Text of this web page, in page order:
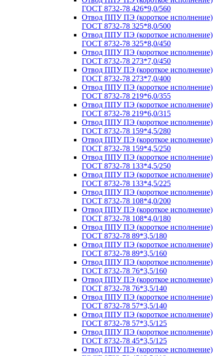
ГОСТ 8732-78 426*9,0/560
Отвод ППУ ПЭ (короткое исполнение)
ГОСТ 8732-78 325*8,0/500
Отвод ППУ ПЭ (короткое исполнение)
ГОСТ 8732-78 325*8,0/450
Отвод ППУ ПЭ (короткое исполнение)
ГОСТ 8732-78 273*7,0/450
Отвод ППУ ПЭ (короткое исполнение)
ГОСТ 8732-78 273*7,0/400
Отвод ППУ ПЭ (короткое исполнение)
ГОСТ 8732-78 219*6,0/355
Отвод ППУ ПЭ (короткое исполнение)
ГОСТ 8732-78 219*6,0/315
Отвод ППУ ПЭ (короткое исполнение)
ГОСТ 8732-78 159*4,5/280
Отвод ППУ ПЭ (короткое исполнение)
ГОСТ 8732-78 159*4,5/250
Отвод ППУ ПЭ (короткое исполнение)
ГОСТ 8732-78 133*4,5/250
Отвод ППУ ПЭ (короткое исполнение)
ГОСТ 8732-78 133*4,5/225
Отвод ППУ ПЭ (короткое исполнение)
ГОСТ 8732-78 108*4,0/200
Отвод ППУ ПЭ (короткое исполнение)
ГОСТ 8732-78 108*4,0/180
Отвод ППУ ПЭ (короткое исполнение)
ГОСТ 8732-78 89*3,5/180
Отвод ППУ ПЭ (короткое исполнение)
ГОСТ 8732-78 89*3,5/160
Отвод ППУ ПЭ (короткое исполнение)
ГОСТ 8732-78 76*3,5/160
Отвод ППУ ПЭ (короткое исполнение)
ГОСТ 8732-78 76*3,5/140
Отвод ППУ ПЭ (короткое исполнение)
ГОСТ 8732-78 57*3,5/140
Отвод ППУ ПЭ (короткое исполнение)
ГОСТ 8732-78 57*3,5/125
Отвод ППУ ПЭ (короткое исполнение)
ГОСТ 8732-78 45*3,5/125
Отвод ППУ ПЭ (короткое исполнение)